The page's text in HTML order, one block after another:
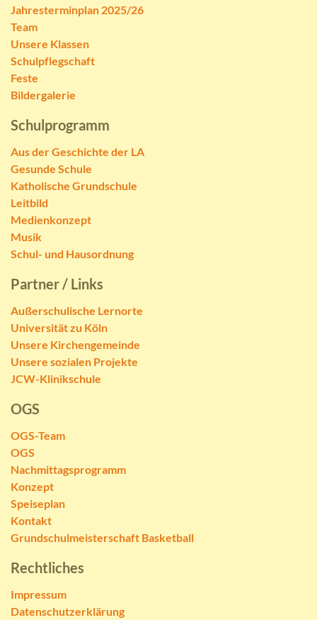
Jahresterminplan 2025/26
Team
Unsere Klassen
Schulpflegschaft
Feste
Bildergalerie
Schulprogramm
Aus der Geschichte der LA
Gesunde Schule
Katholische Grundschule
Leitbild
Medienkonzept
Musik
Schul- und Hausordnung
Partner / Links
Außerschulische Lernorte
Universität zu Köln
Unsere Kirchengemeinde
Unsere sozialen Projekte
JCW-Klinikschule
OGS
OGS-Team
OGS
Nachmittagsprogramm
Konzept
Speiseplan
Kontakt
Grundschulmeisterschaft Basketball
Rechtliches
Impressum
Datenschutzerklärung